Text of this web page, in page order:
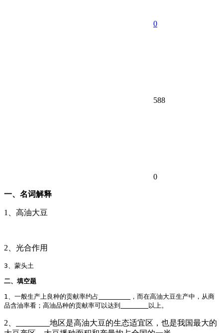
0
588
0
一、名词解释
1、高油大豆
2、光合作用
3、蒙头土
二、填空题
1、一般生产上良种的贡献率约占
，而在高油大豆生产中，从商
品含油率看；高油品种的贡献率可以达到
以上。
2、
地区是高油大豆的生态适宜区，也是我国最大的